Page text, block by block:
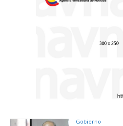
Gobierno